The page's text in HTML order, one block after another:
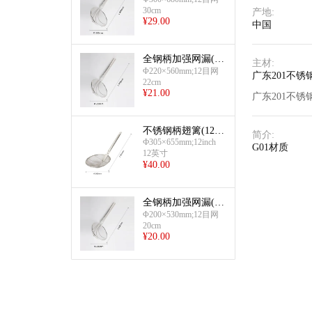
30cm
¥29.00
全钢柄加强网漏(22
cm)
Φ220×560mm;12目网
22cm
¥21.00
不锈钢柄翅篱(12英
寸)
Ф305×655mm;12inch
12英寸
¥40.00
全钢柄加强网漏(20
cm)
Φ200×530mm;12目网
20cm
¥20.00
产地:
中国
主材:
广东201不锈
广东201不锈
简介:
G01材质